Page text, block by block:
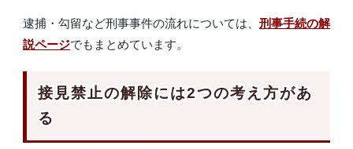
逮捕・勾留など刑事事件の流れについては、 刑事手続の解
説ページでもまとめています。
接見禁止の解除には2つの考え方があ
る